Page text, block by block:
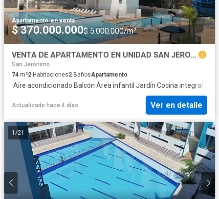
Apartamento·en venta
$ 370.000.000$ 5.000.000/m²
VENTA DE APARTAMENTO EN UNIDAD SAN JERONIMO
San Jerónimo
74 m²2 Habitaciones2 BañosApartamento
·Aire acondicionado·Balcón·Área infantil ·Jardín·Cocina integral ·
Actualizado hace 4 días Ver en detalle
1 /21